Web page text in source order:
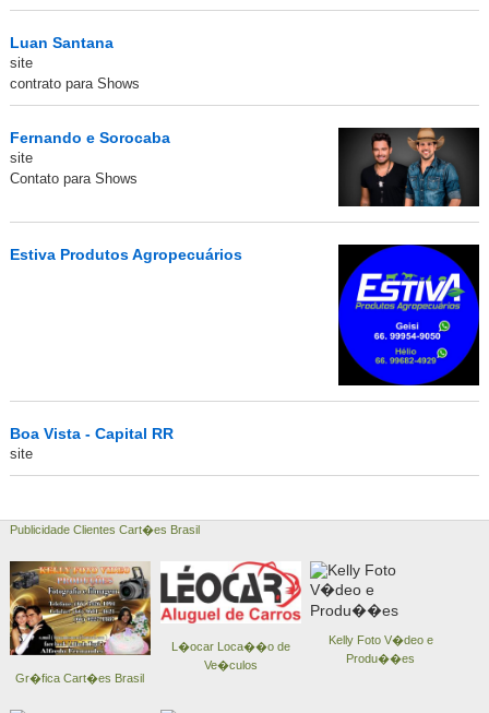
Luan Santana
site
contrato para Shows
Fernando e Sorocaba
site
Contato para Shows
Estiva Produtos Agropecuários
Boa Vista - Capital RR
site
Publicidade Clientes Cart�es Brasil
Gr�fica Cart�es Brasil
L�ocar Loca��o de
Ve�culos
Kelly Foto V�deo e
Produ��es